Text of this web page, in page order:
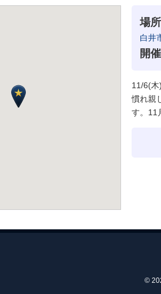
場所
白井
開
11/6(
慣れ親
す。11
©